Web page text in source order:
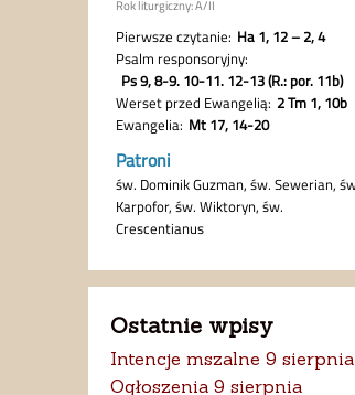
Ostatnie wpisy
Intencje mszalne 9 sierpnia
Ogłoszenia 9 sierpnia